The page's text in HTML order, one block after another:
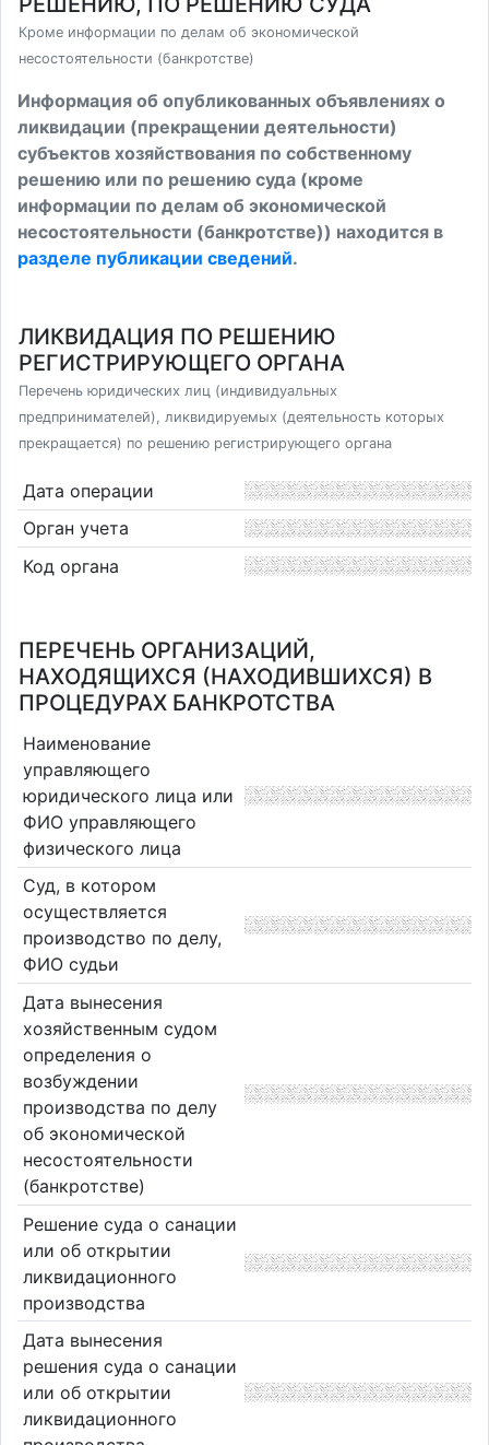
Кроме информации по делам об экономической
несостоятельности (банкротстве)
Информация об опубликованных объявлениях о
ликвидации (прекращении деятельности)
субъектов хозяйствования по собственному
решению или по решению суда (кроме
информации по делам об экономической
несостоятельности (банкротстве)) находится в
разделе публикации сведений.
ЛИКВИДАЦИЯ ПО РЕШЕНИЮ
РЕГИСТРИРУЮЩЕГО ОРГАНА
Перечень юридических лиц (индивидуальных
предпринимателей), ликвидируемых (деятельность которых
прекращается) по решению регистрирующего органа
Дата операции
Орган учета
Код органа
ПЕРЕЧЕНЬ ОРГАНИЗАЦИЙ,
НАХОДЯЩИХСЯ (НАХОДИВШИХСЯ) В
ПРОЦЕДУРАХ БАНКРОТСТВА
Наименование
управляющего
юридического лица или
ФИО управляющего
физического лица
Суд, в котором
осуществляется
производство по делу,
ФИО судьи
Дата вынесения
хозяйственным судом
определения о
возбуждении
производства по делу
об экономической
несостоятельности
(банкротстве)
Решение суда о санации
или об открытии
ликвидационного
производства
Дата вынесения
решения суда о санации
или об открытии
ликвидационного